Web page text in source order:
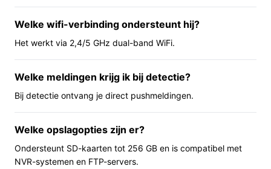
Belangrijkste voordelen
Praktische pluspunten voor dagelijks gebruik.
betere herkenning van details dan lagere
resoluties.
Allround inzetbaar: geschikt voor binnen en buiten,
inclusief bijgeleverde bevestigingsmaterialen en
muurbeugel voor directe montage.
Eenvoudige netwerkkeuze: ondersteuning voor
Welke wifi-verbinding ondersteunt hij?
Het werkt via 2,4/5 GHz dual-band WiFi.
Welke meldingen krijg ik bij detectie?
Bij detectie ontvang je direct pushmeldingen.
Welke opslagopties zijn er?
Ondersteunt SD-kaarten tot 256 GB en is compatibel met
NVR-systemen en FTP-servers.